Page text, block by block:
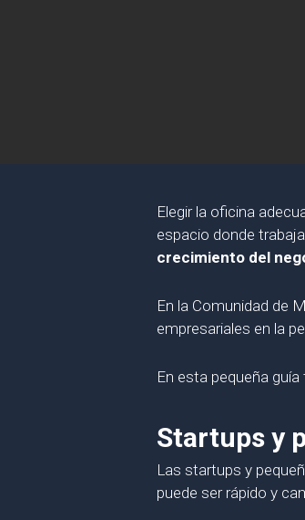
Elegir la oficina
espacio donde
crecimiento del
En la Comunidad de
empresariales en la
En esta pequeña
Startups y
Las startups y
puede ser rápido y